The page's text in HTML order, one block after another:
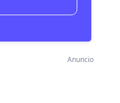
Anuncio